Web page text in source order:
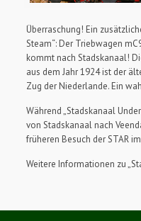
Überraschung! Ein
Steam“: Der Triebwagen
kommt nach Stadskanaal!
aus dem Jahr 1924 ist der
Zug der Niederlande. Ein
Während „Stadskanaal
von Stadskanaal nach
früheren Besuch der STAR
Weitere Informationen zu